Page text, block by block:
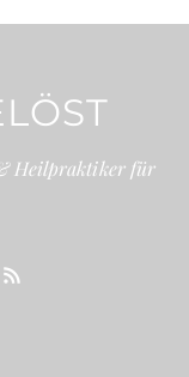
Heilpraktiker für